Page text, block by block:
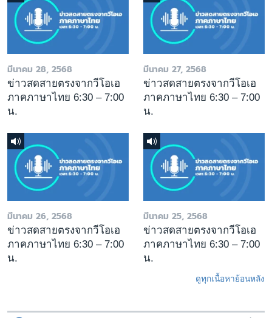
มีนาคม 28, 2568
ข่าวสดสายตรงจากวีโอเอ
ภาคภาษาไทย 6:30 – 7:00
น.
มีนาคม 27, 2568
ข่าวสดสายตรงจากวีโอเอ
ภาคภาษาไทย 6:30 – 7:00
น.
มีนาคม 26, 2568
ข่าวสดสายตรงจากวีโอเอ
ภาคภาษาไทย 6:30 – 7:00
น.
มีนาคม 25, 2568
ข่าวสดสายตรงจากวีโอเอ
ภาคภาษาไทย 6:30 – 7:00
น.
ดูทุกเนื้อหาย้อนหลัง